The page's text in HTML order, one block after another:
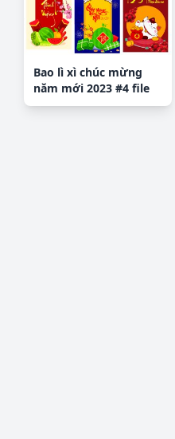
Bao lì xì chúc mừng
năm mới 2023 #4 file
corel